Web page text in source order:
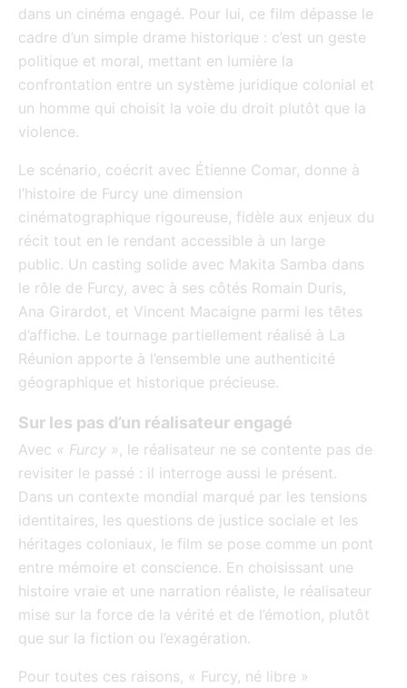
dans un cinéma engagé. Pour lui, ce film dépasse le
cadre d’un simple drame historique : c’est un geste
politique et moral, mettant en lumière la
confrontation entre un système juridique colonial et
un homme qui choisit la voie du droit plutôt que la
violence.
Le scénario, coécrit avec Étienne Comar, donne à
l’histoire de Furcy une dimension
cinématographique rigoureuse, fidèle aux enjeux du
récit tout en le rendant accessible à un large
public. Un casting solide avec Makita Samba dans
le rôle de Furcy, avec à ses côtés Romain Duris,
Ana Girardot, et Vincent Macaigne parmi les têtes
d’affiche. Le tournage partiellement réalisé à La
Réunion apporte à l’ensemble une authenticité
géographique et historique précieuse.
Sur les pas d’un réalisateur engagé
Avec « Furcy » , le réalisateur ne se contente pas de
revisiter le passé : il interroge aussi le présent.
Dans un contexte mondial marqué par les tensions
identitaires, les questions de justice sociale et les
héritages coloniaux, le film se pose comme un pont
entre mémoire et conscience. En choisissant une
histoire vraie et une narration réaliste, le réalisateur
mise sur la force de la vérité et de l’émotion, plutôt
que sur la fiction ou l’exagération.
Pour toutes ces raisons, « Furcy, né libre »